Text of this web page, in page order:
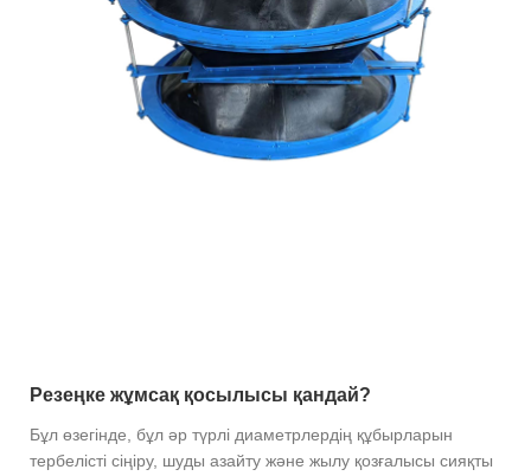
Резеңке жұмсақ қосылысы қандай?
Бұл өзегінде, бұл әр түрлі диаметрлердің құбырларын
тербелісті сіңіру, шуды азайту және жылу қозғалысы сияқты